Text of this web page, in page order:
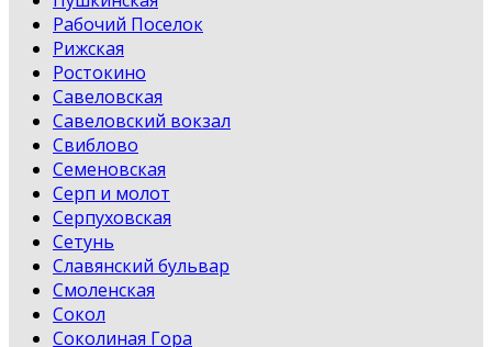
Рабочий Поселок
Рижская
Ростокино
Савеловская
Савеловский вокзал
Свиблово
Семеновская
Серп и молот
Серпуховская
Сетунь
Славянский бульвар
Смоленская
Сокол
Соколиная Гора